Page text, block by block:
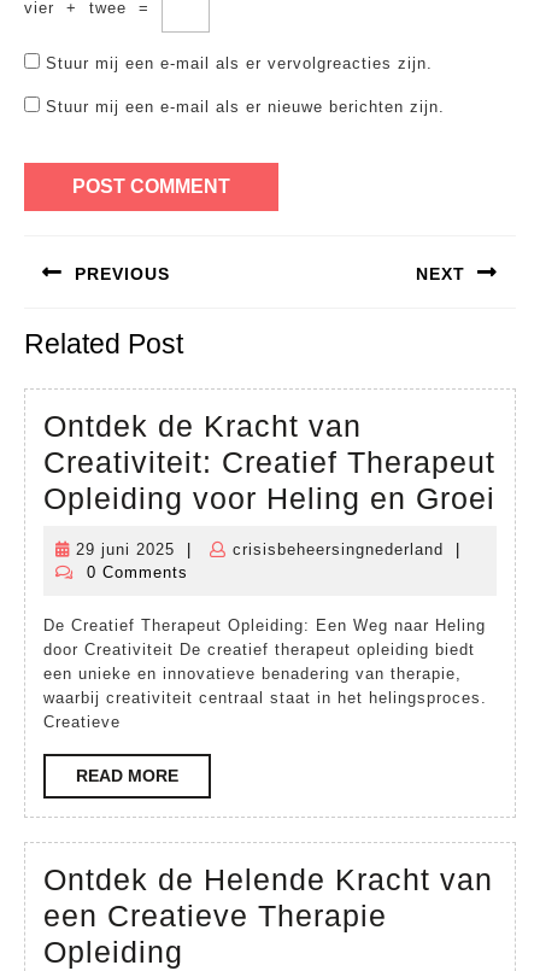
vier + twee =
Stuur mij een e-mail als er vervolgreacties zijn.
Stuur mij een e-mail als er nieuwe berichten zijn.
navigatie
PREVIOUS
post:
NEXT
Related Post
Ontdek de Kracht van
Creativiteit: Creatief Therapeut
Opleiding voor Heling en Groei
de
en
29 juni 2025
29
juni
crisisbeheersingnederland
0 Comments
De Creatief Therapeut Opleiding: Een Weg naar Heling
door Creativiteit De creatief therapeut opleiding biedt
een unieke en innovatieve benadering van therapie,
waarbij creativiteit centraal staat in het helingsproces.
Creatieve
READ MOREREAD
MORE
Ontdek de Helende Kracht van
een Creatieve Therapie
Opleiding